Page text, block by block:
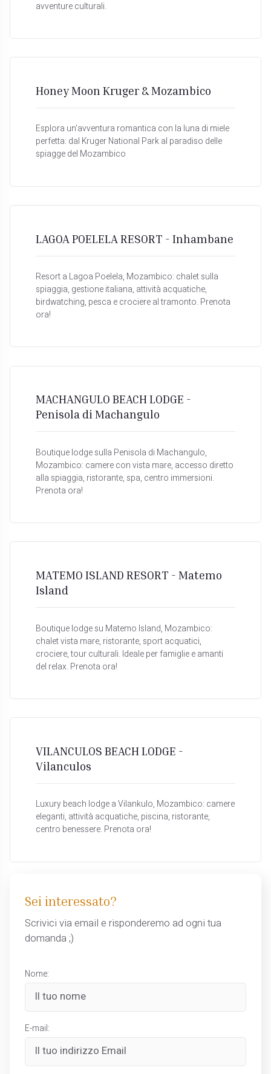
avventure culturali.
Honey Moon Kruger & Mozambico
Esplora un'avventura romantica con la luna di miele
perfetta: dal Kruger National Park al paradiso delle
spiagge del Mozambico
LAGOA POELELA RESORT - Inhambane
Resort a Lagoa Poelela, Mozambico: chalet sulla
spiaggia, gestione italiana, attività acquatiche,
birdwatching, pesca e crociere al tramonto. Prenota
ora!
MACHANGULO BEACH LODGE -
Penisola di Machangulo
Boutique lodge sulla Penisola di Machangulo,
Mozambico: camere con vista mare, accesso diretto
alla spiaggia, ristorante, spa, centro immersioni.
Prenota ora!
MATEMO ISLAND RESORT - Matemo
Island
Boutique lodge su Matemo Island, Mozambico:
chalet vista mare, ristorante, sport acquatici,
crociere, tour culturali. Ideale per famiglie e amanti
del relax. Prenota ora!
VILANCULOS BEACH LODGE -
Vilanculos
Luxury beach lodge a Vilankulo, Mozambico: camere
eleganti, attività acquatiche, piscina, ristorante,
centro benessere. Prenota ora!
Sei interessato?
Scrivici via email e risponderemo ad ogni tua
domanda ;)
Nome:
E-mail: